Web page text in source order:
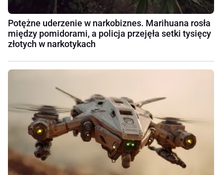
Potężne uderzenie w narkobiznes. Marihuana rosła
między pomidorami, a policja przejęła setki tysięcy
złotych w narkotykach